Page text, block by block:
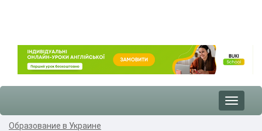
Toggle
Образование в Украине